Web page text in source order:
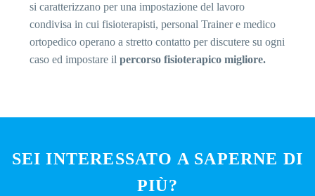
si caratterizzano per una impostazione del lavoro
condivisa in cui fisioterapisti, personal Trainer e medico
ortopedico operano a stretto contatto per discutere su ogni
caso ed impostare il percorso fisioterapico migliore.
SEI INTERESSATO A SAPERNE DI
PIÙ?